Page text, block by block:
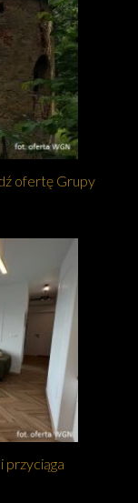
ofertę Grupy
przyciąga